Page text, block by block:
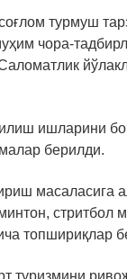
турмуш
чора-
ишларини
берилди.
масаласига
стритбол
топшириқлар